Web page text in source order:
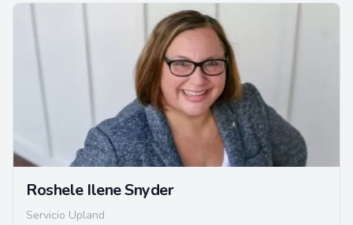
Roshele Ilene Snyder
Servicio Upland